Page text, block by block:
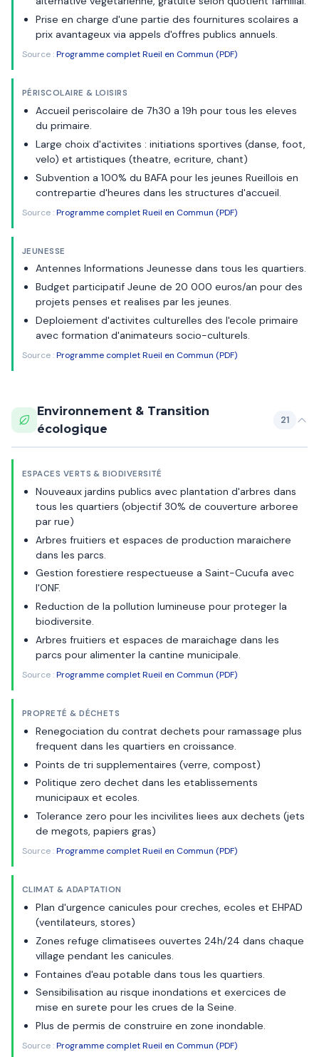
Prise en charge d'une partie des fournitures scolaires a
prix avantageux via appels d'offres publics annuels.
Source :Programme complet Rueil en Commun (PDF)
PÉRISCOLAIRE & LOISIRS
Accueil periscolaire de 7h30 a 19h pour tous les eleves
du primaire.
Large choix d'activites : initiations sportives (danse, foot,
velo) et artistiques (theatre, ecriture, chant)
Subvention a 100% du BAFA pour les jeunes Rueillois en
contrepartie d'heures dans les structures d'accueil.
Source :Programme complet Rueil en Commun (PDF)
JEUNESSE
Antennes Informations Jeunesse dans tous les quartiers.
Budget participatif Jeune de 20 000 euros/an pour des
projets penses et realises par les jeunes.
Deploiement d'activites culturelles des l'ecole primaire
avec formation d'animateurs socio-culturels.
Source :Programme complet Rueil en Commun (PDF)
Environnement & Transition
écologique
21
ESPACES VERTS & BIODIVERSITÉ
Nouveaux jardins publics avec plantation d'arbres dans
tous les quartiers (objectif 30% de couverture arboree
par rue)
Arbres fruitiers et espaces de production maraichere
dans les parcs.
Gestion forestiere respectueuse a Saint-Cucufa avec
l'ONF.
Reduction de la pollution lumineuse pour proteger la
biodiversite.
Arbres fruitiers et espaces de maraichage dans les
parcs pour alimenter la cantine municipale.
Source :Programme complet Rueil en Commun (PDF)
PROPRETÉ & DÉCHETS
Renegociation du contrat dechets pour ramassage plus
frequent dans les quartiers en croissance.
Points de tri supplementaires (verre, compost)
Politique zero dechet dans les etablissements
municipaux et ecoles.
Tolerance zero pour les incivilites liees aux dechets (jets
de megots, papiers gras)
Source :Programme complet Rueil en Commun (PDF)
CLIMAT & ADAPTATION
Plan d'urgence canicules pour creches, ecoles et EHPAD
(ventilateurs, stores)
Zones refuge climatisees ouvertes 24h/24 dans chaque
village pendant les canicules.
Fontaines d'eau potable dans tous les quartiers.
Sensibilisation au risque inondations et exercices de
mise en surete pour les crues de la Seine.
Plus de permis de construire en zone inondable.
Source :Programme complet Rueil en Commun (PDF)